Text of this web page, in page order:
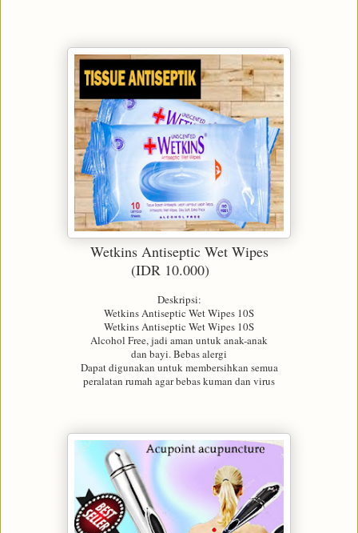
Wetkins Antiseptic Wet Wipes
(IDR 10.000)
Deskripsi:
Wetkins Antiseptic Wet Wipes 10S
Wetkins Antiseptic Wet Wipes 10S
Alcohol Free, jadi aman untuk anak-anak
dan bayi. Bebas alergi
Dapat digunakan untuk membersihkan semua
peralatan rumah agar bebas kuman dan virus